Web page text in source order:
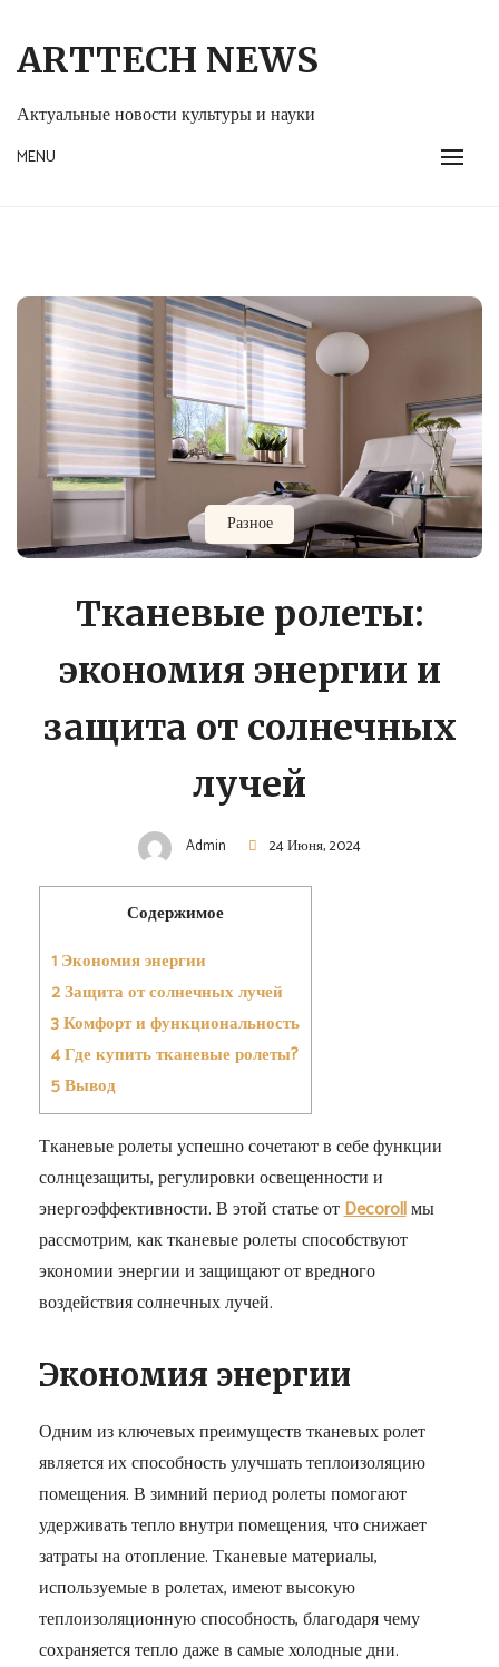
content
ARTTECH NEWS
Актуальные новости культуры и науки
MENU
Разное
Тканевые ролеты:
экономия энергии и
защита от солнечных
лучей
Admin 24 Июня, 2024
Содержимое
1Экономия энергии
2Защита от солнечных лучей
3Комфорт и функциональность
4Где купить тканевые ролеты?
5Вывод
Тканевые ролеты успешно сочетают в себе функции
солнцезащиты, регулировки освещенности и
энергоэффективности. В этой статье отDecorollмы
рассмотрим, как тканевые ролеты способствуют
экономии энергии и защищают от вредного
воздействия солнечных лучей.
Экономия энергии
Одним из ключевых преимуществ тканевых ролет
является их способность улучшать теплоизоляцию
помещения. В зимний период ролеты помогают
удерживать тепло внутри помещения, что снижает
затраты на отопление. Тканевые материалы,
используемые в ролетах, имеют высокую
теплоизоляционную способность, благодаря чему
сохраняется тепло даже в самые холодные дни.